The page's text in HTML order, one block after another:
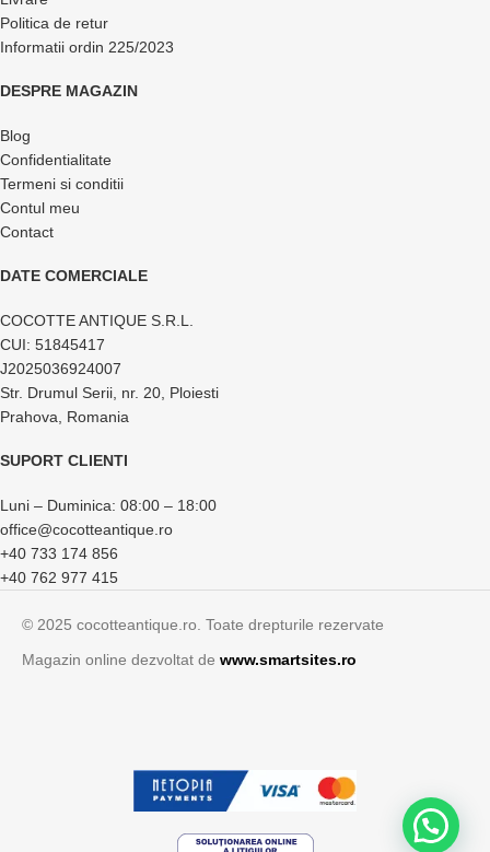
Politica de retur
Informatii ordin 225/2023
DESPRE MAGAZIN
Blog
Confidentialitate
Termeni si conditii
Contul meu
Contact
DATE COMERCIALE
COCOTTE ANTIQUE S.R.L.
CUI: 51845417
J2025036924007
Str. Drumul Serii, nr. 20, Ploiesti
Prahova, Romania
SUPORT CLIENTI
Luni – Duminica: 08:00 – 18:00
office@cocotteantique.ro
+40 733 174 856
+40 762 977 415
© 2025 cocotteantique.ro. Toate drepturile rezervate
Magazin online dezvoltat de www.smartsites.ro